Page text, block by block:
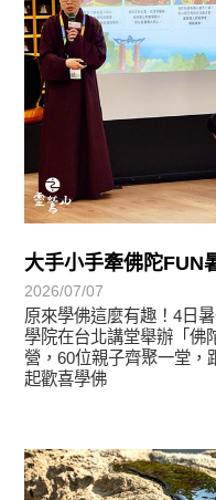
大手小手牽佛陀FUN
2026/07/07
原來學佛這麼有趣！4日
學院在台北講堂舉辦「佛
營，60位親子齊聚一堂，
起歡喜學佛